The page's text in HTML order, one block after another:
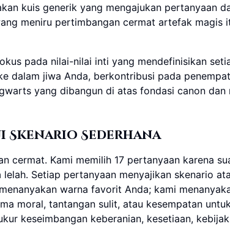
kuis generik yang mengajukan pertanyaan
meniru pertimbangan cermat artefak magis
pada nilai-nilai inti yang mendefinisikan
dalam jiwa Anda, berkontribusi pada
yang dibangun di atas fondasi canon dan
Skenario Sederhana
cermat. Kami memilih 17 pertanyaan karena
Setiap pertanyaan menyajikan skenario
warna favorit Anda; kami
moral, tantangan sulit, atau kesempatan
keseimbangan keberanian, kesetiaan,